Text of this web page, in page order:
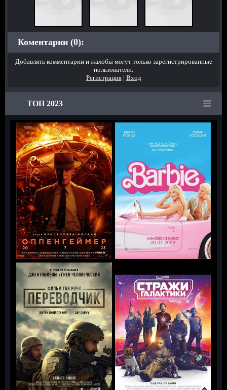
Коментарии (0):
Добавлять комментарии и жалобы могут только зарегистрированные
пользователи.
Регистрация| Вход
ТОП 2023